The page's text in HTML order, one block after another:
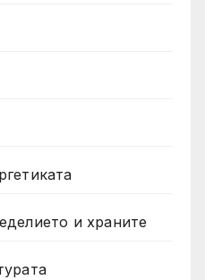
и храните